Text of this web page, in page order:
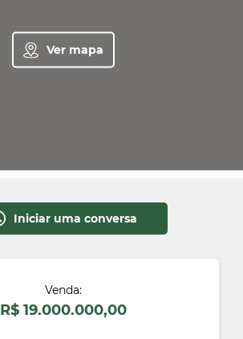
Ver mapa
Iniciar uma conversa
Venda:
R$ 19.000.000,00